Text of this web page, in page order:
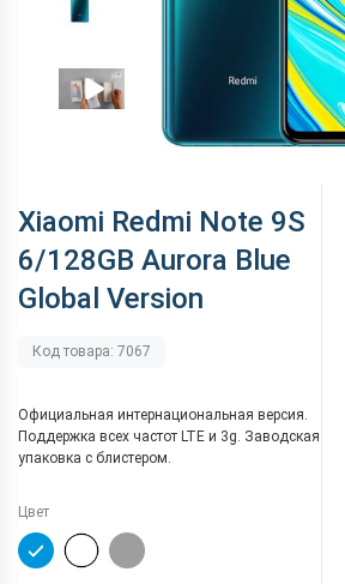
Xiaomi Redmi Note 9S
6/128GB Aurora Blue
Global Version
Код товара: 7067
Официальная интернациональная версия.
Поддержка всех частот LTE и 3g. Заводская
упаковка с блистером.
Цвет